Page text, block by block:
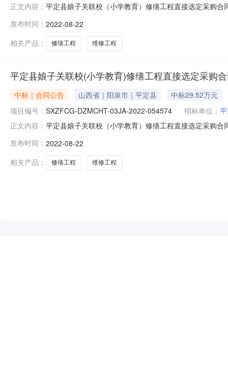
正文内容： 平定县娘子关联校（小学教育）修缮工程直接选定采购
地址：无联系人：马雨钊供应商（乙方）：山西仁杰永
发布时间： 2022-08-22
相关产品：
修缮工程 维修工程
平定县娘子关联校(小学教育)修缮工程直接选定采购
中标｜合同公告 山西省｜阳泉市｜平定县
中标29.52万元
项目编号： SXZFCG-DZMCHT-03JA-2022-054574 招标单位：
正文内容： 平定县娘子关联校（小学教育）修缮工程直接选定采购
地址：平定县娘子关坡底小学联系人：马雨钊供应商（
发布时间： 2022-08-22
相关产品：
修缮工程 维修工程